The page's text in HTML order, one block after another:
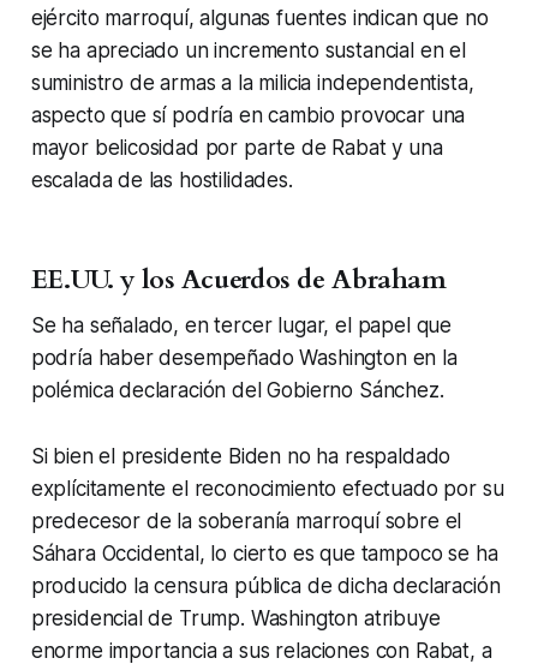
ejército marroquí, algunas fuentes indican que no
se ha apreciado un incremento sustancial en el
suministro de armas a la milicia independentista,
aspecto que sí podría en cambio provocar una
mayor belicosidad por parte de Rabat y una
escalada de las hostilidades.
EE.UU. y los Acuerdos de Abraham
Se ha señalado, en tercer lugar, el papel que
podría haber desempeñado Washington en la
polémica declaración del Gobierno Sánchez.
Si bien el presidente Biden no ha respaldado
explícitamente el reconocimiento efectuado por su
predecesor de la soberanía marroquí sobre el
Sáhara Occidental, lo cierto es que tampoco se ha
producido la censura pública de dicha declaración
presidencial de Trump. Washington atribuye
enorme importancia a sus relaciones con Rabat, a